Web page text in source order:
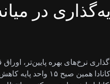
در
نرخ‌های بهره پایین‌تر،
بازدهی اوراق ۱۰ساله دولت